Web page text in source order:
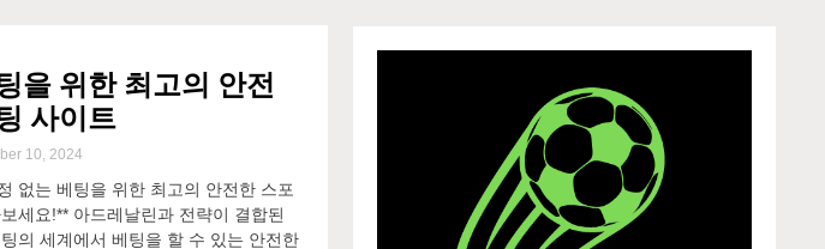
을 위한 최고의 안전
사이트
10, 2024
없는 베팅을 위한 최고의 안전한 스포
세요!** 아드레날린과 전략이 결합된
의 세계에서 베팅을 할 수 있는 안전한